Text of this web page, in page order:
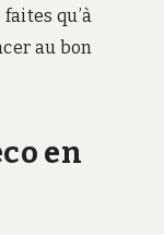
qu’à
au bon
en